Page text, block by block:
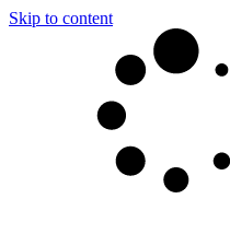
Skip to content